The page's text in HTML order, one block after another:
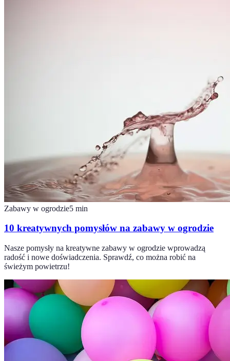
Zabawy w ogrodzie5 min
10 kreatywnych pomysłów na zabawy w ogrodzie
Nasze pomysły na kreatywne zabawy w ogrodzie wprowadzą
radość i nowe doświadczenia. Sprawdź, co można robić na
świeżym powietrzu!